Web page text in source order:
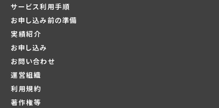
サービス利用手順
お申し込み前の準備
実績紹介
お申し込み
お問い合わせ
運営組織
利用規約
著作権等